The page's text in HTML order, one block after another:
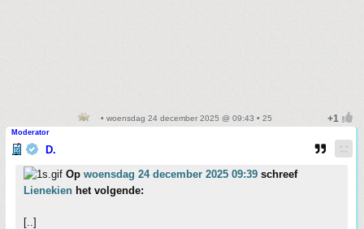
• woensdag 24 december 2025 @ 09:43 • 25
Moderator
D.
Op woensdag 24 december 2025 09:39 schreef
Lienekien het volgende:
[..]